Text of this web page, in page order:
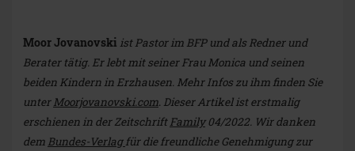
Moor Jovanovski ist Pastor im BFP und als Redner und
Berater tätig. Er lebt mit seiner Frau Monica und seinen
beiden Kindern in Erzhausen. Mehr Infos zu ihm finden Sie
unterMoorjovanovski.com. Dieser Artikel ist erstmalig
erschienen in der ZeitschriftFamily04/2022. Wir danken
dem Bundes-Verlagfür die freundliche Genehmigung zur